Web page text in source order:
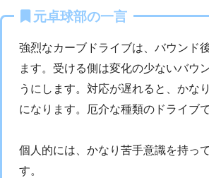
元卓球部の一言
強烈なカーブドライブは、バウンド
ます。受ける側は変化の少ないバウ
うにします。対応が遅れると、かな
になります。厄介な種類のドライブで
個人的には、かなり苦手意識を持っ
す。